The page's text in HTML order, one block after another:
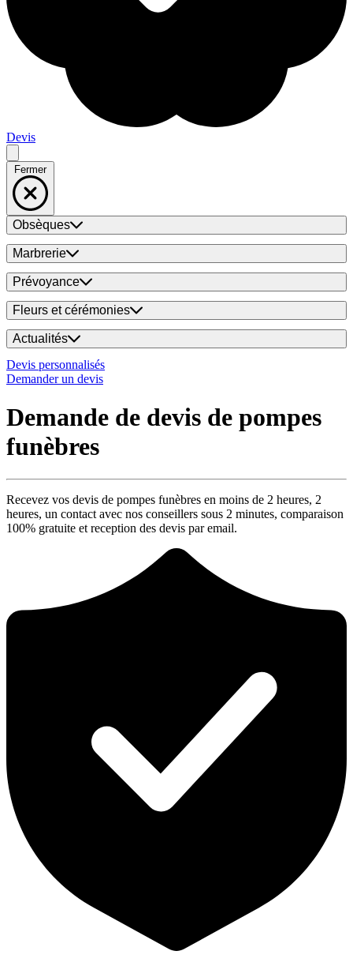
Devis
Fermer
Obsèques
Marbrerie
Prévoyance
Fleurs et cérémonies
Actualités
Devis personnalisés
Demander un devis
Demande de devis de pompes
funèbres
Recevez vos devis de pompes funèbres en moins de 2 heures, 2
heures, un contact avec nos conseillers sous 2 minutes, comparaison
100% gratuite et reception des devis par email.